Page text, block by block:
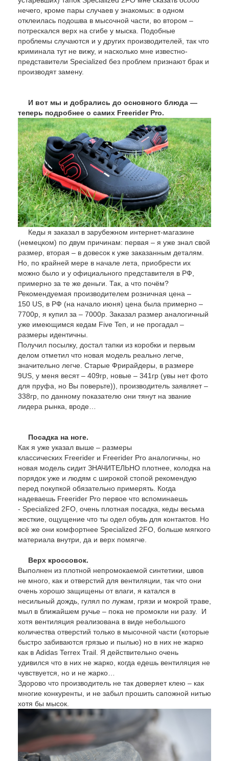
нечего, кроме пары случаев у знакомых: в одном
отклеилась подошва в мысочной части, во втором –
потрескался верх на сгибе у мыска. Подобные
проблемы случаются и у других производителей, так что
криминала тут не вижу, и насколько мне известно-
представители Specialized без проблем признают брак и
производят замену.
И вот мы и добрались до основного блюда —
теперь подробнее о самих Freerider Pro.
Кеды я заказал в зарубежном интернет-магазине
(немецком) по двум причинам: первая – я уже знал свой
размер, вторая – в довесок к уже заказанным деталям.
Но, по крайней мере в начале лета, приобрести их
можно было и у официального представителя в РФ,
примерно за те же деньги. Так, а что почём?
Рекомендуемая производителем розничная цена –
150 US, в РФ (на начало июня) цена была примерно –
7700р, я купил за – 7000р. Заказал размер аналогичный
уже имеющимся кедам Five Ten, и не прогадал –
размеры идентичны.
Получил посылку, достал тапки из коробки и первым
делом отметил что новая модель реально легче,
значительно легче. Старые Фрирайдеры, в размере
9US, у меня весят – 409гр, новые – 341гр (увы нет фото
для пруфа, но Вы поверьте)), производитель заявляет –
338гр, по данному показателю они тянут на звание
лидера рынка, вроде…
Посадка на ноге.
Как я уже указал выше – размеры
классических Freerider и Freerider Pro аналогичны, но
новая модель сидит ЗНАЧИТЕЛЬНО плотнее, колодка на
порядок уже и людям с широкой стопой рекомендую
перед покупкой обязательно примерять. Когда
надеваешь Freerider Pro первое что вспоминаешь
- Specialized 2FО, очень плотная посадка, кеды весьма
жесткие, ощущение что ты одел обувь для контактов. Но
всё же они комфортнее Specialized 2FО, больше мягкого
материала внутри, да и верх помягче.
Верх кроссовок.
Выполнен из плотной непромокаемой синтетики, швов
не много, как и отверстий для вентиляции, так что они
очень хорошо защищены от влаги, я катался в
несильный дождь, гулял по лужам, грязи и мокрой траве,
мыл в ближайшем ручье – пока не промокли ни разу. И
хотя вентиляция реализована в виде небольшого
количества отверстий только в мысочной части (которые
быстро забиваются грязью и пылью) но в них не жарко
как в Adidas Terrex Trail. Я действительно очень
удивился что в них не жарко, когда едешь вентиляция не
чувствуется, но и не жарко…
Здорово что производитель не так доверяет клею – как
многие конкуренты, и не забыл прошить сапожной нитью
хотя бы мысок.